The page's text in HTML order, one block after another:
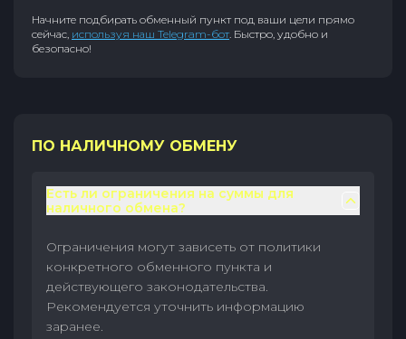
Начните подбирать обменный пункт под ваши цели прямо
сейчас, используя наш Telegram-бот. Быстро, удобно и
безопасно!
ПО НАЛИЧНОМУ ОБМЕНУ
Есть ли ограничения на суммы для
наличного обмена?
Ограничения могут зависеть от политики
конкретного обменного пункта и
действующего законодательства.
Рекомендуется уточнить информацию
заранее.